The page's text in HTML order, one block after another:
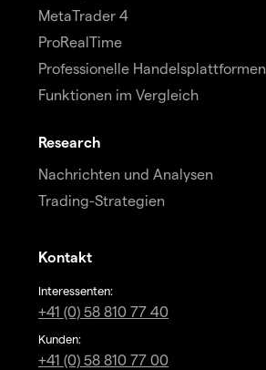
MetaTrader 4
ProRealTime
Professionelle Handelsplattformen
Funktionen im Vergleich
Research
Nachrichten und Analysen
Trading-Strategien
Kontakt
Interessenten:
+41 (0) 58 810 77 40
Kunden:
+41 (0) 58 810 77 00